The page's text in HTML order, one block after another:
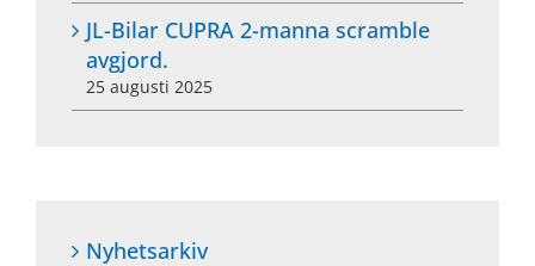
JL-Bilar CUPRA 2-manna scramble
avgjord.
25 augusti 2025
Nyhetsarkiv